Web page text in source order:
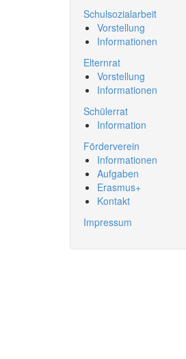
Schulsozialarbeit
Vorstellung
Informationen
Elternrat
Vorstellung
Informationen
Schülerrat
Information
Förderverein
Informationen
Aufgaben
Erasmus+
Kontakt
Impressum